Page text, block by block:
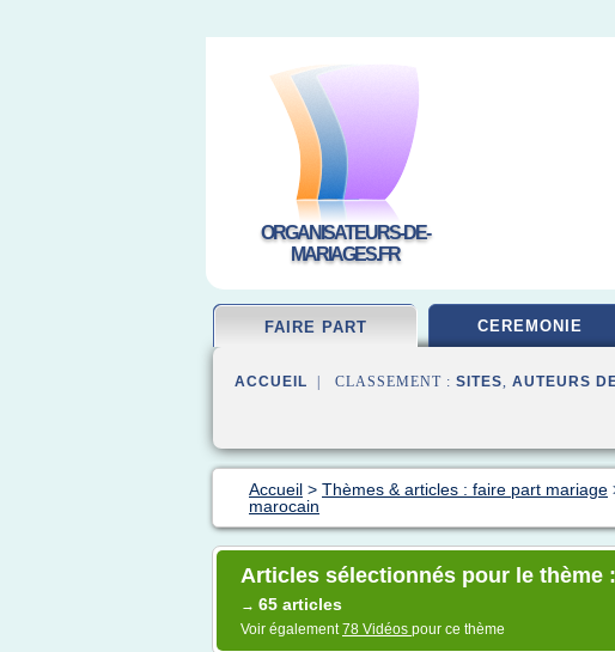
ORGANISATEURS-DE-
MARIAGES.FR
FAIRE PART CEREMONIE
ACCUEIL | CLASSEMENT : SITES, AUTEURS
Accueil > Thèmes & articles : faire part mariage
marocain
Articles sélectionnés pour le thème
→ 65 articles
Voir également78 Vidéos pour ce thème